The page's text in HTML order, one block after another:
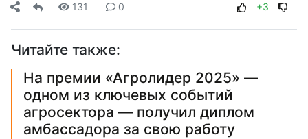
131 0 +3
Читайте также:
На премии «Агролидер 2025» —
одном из ключевых событий
агросектора — получил диплом
амбассадора за свою работу